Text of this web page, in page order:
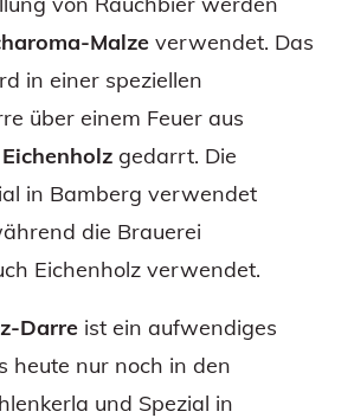
Malze verwendet. Das
in einer speziellen
über einem Feuer aus
gedarrt. Die
in Bamberg verwendet
die Brauerei
Eichenholz verwendet.
Darre ist ein aufwendiges
heute nur noch in den
und Spezial in